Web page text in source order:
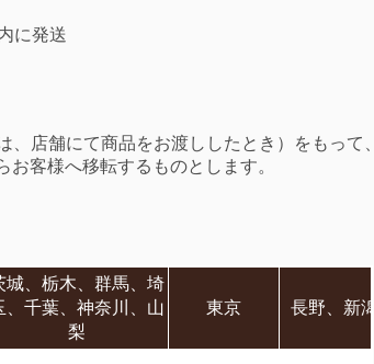
に発送
店舗にて商品をお渡ししたとき）をもって、
客様へ移転するものとします。
城、栃木、群馬、埼
、千葉、神奈川、山
梨
東京 長野、新潟